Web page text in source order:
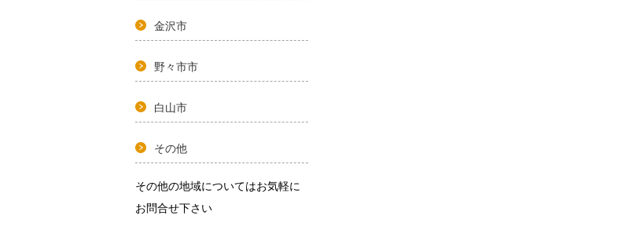
金沢市
野々市市
白山市
その他
その他の地域についてはお気軽に
お問合せ下さい